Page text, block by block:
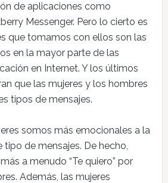
de aplicaciones como
Messenger. Pero lo cierto es
que tomamos con ellos son las
en la mayor parte de las
en Internet. Y los últimos
que las mujeres y los hombres
tipos de mensajes.
somos más emocionales a la
tipo de mensajes. De hecho,
a menudo “Te quiero” por
Además, las mujeres